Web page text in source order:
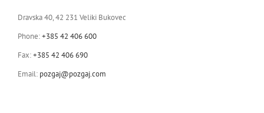
Dravska 40, 42 231 Veliki Bukovec
Phone:+385 42 406 600
Fax:+385 42 406 690
Email: pozgaj@pozgaj.com